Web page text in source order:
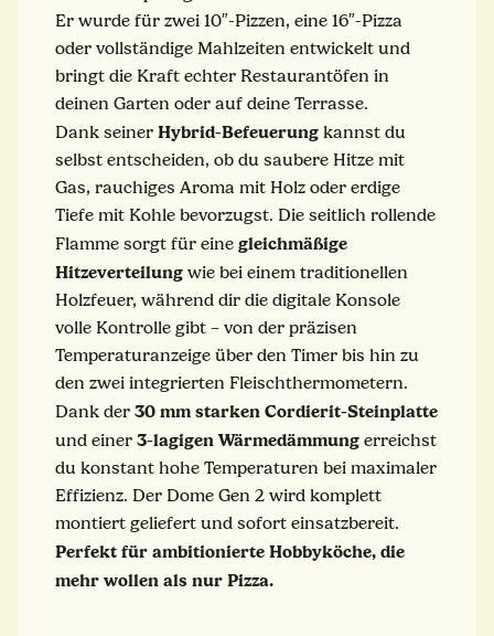
Er wurde für zwei 10″-Pizzen, eine 16″-Pizza
oder vollständige Mahlzeiten entwickelt und
bringt die Kraft echter Restaurantöfen in
deinen Garten oder auf deine Terrasse.
Dank seiner Hybrid-Befeuerung kannst du
selbst entscheiden, ob du saubere Hitze mit
Gas, rauchiges Aroma mit Holz oder erdige
Tiefe mit Kohle bevorzugst. Die seitlich rollende
Flamme sorgt für eine gleichmäßige
Hitzeverteilung wie bei einem traditionellen
Holzfeuer, während dir die digitale Konsole
volle Kontrolle gibt – von der präzisen
Temperaturanzeige über den Timer bis hin zu
den zwei integrierten Fleischthermometern.
Dank der 30 mm starken Cordierit-Steinplatte
und einer 3-lagigen Wärmedämmung erreichst
du konstant hohe Temperaturen bei maximaler
Effizienz. Der Dome Gen 2 wird komplett
montiert geliefert und sofort einsatzbereit.
Perfekt für ambitionierte Hobbyköche, die
mehr wollen als nur Pizza.